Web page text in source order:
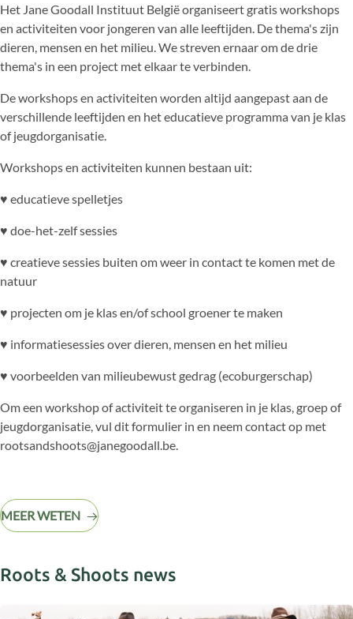
Het Jane Goodall Instituut België organiseert gratis workshops
en activiteiten voor jongeren van alle leeftijden. De thema's zijn
dieren, mensen en het milieu. We streven ernaar om de drie
thema's in een project met elkaar te verbinden.
De workshops en activiteiten worden altijd aangepast aan de
verschillende leeftijden en het educatieve programma van je klas
of jeugdorganisatie.
Workshops en activiteiten kunnen bestaan uit:
♥ educatieve spelletjes
♥ doe-het-zelf sessies
♥ creatieve sessies buiten om weer in contact te komen met de
natuur
♥ projecten om je klas en/of school groener te maken
♥ informatiesessies over dieren, mensen en het milieu
♥ voorbeelden van milieubewust gedrag (ecoburgerschap)
Om een workshop of activiteit te organiseren in je klas, groep of
jeugdorganisatie, vul dit formulier in en neem contact op met
rootsandshoots@janegoodall.be.
MEER WETEN
Roots & Shoots news